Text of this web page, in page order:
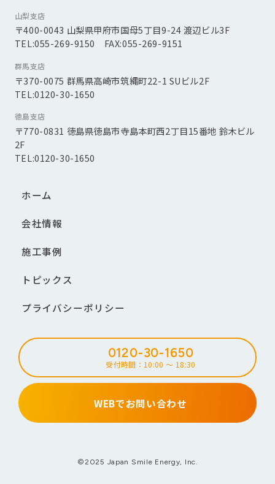
山梨支店
〒400-0043 山梨県甲府市国母5丁目9-24 渡辺ビル3F
TEL:055-269-9150 FAX:055-269-9151
群馬支店
〒370-0075 群馬県高崎市筑縄町22-1 SUビル2F
TEL:0120-30-1650
徳島支店
〒770-0831 徳島県徳島市寺島本町西2丁目15番地 鈴木ビル
2F
TEL:0120-30-1650
ホーム
会社情報
施工事例
トピックス
プライバシーポリシー
0120-30-1650
受付時間：10:00 ～ 18:30
WEBでお問い合わせ
©2025 Japan Smile Energy, Inc.